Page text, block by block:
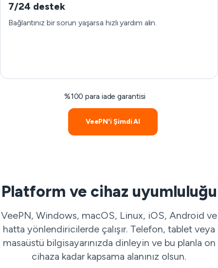
7/24 destek
Bağlantınız bir sorun yaşarsa hızlı yardım alın.
%100 para iade garantisi
VeePN'i Şimdi Al
Platform ve cihaz uyumluluğu
VeePN, Windows, macOS, Linux, iOS, Android ve
hatta yönlendiricilerde çalışır. Telefon, tablet veya
masaüstü bilgisayarınızda dinleyin ve bu planla on
cihaza kadar kapsama alanınız olsun.